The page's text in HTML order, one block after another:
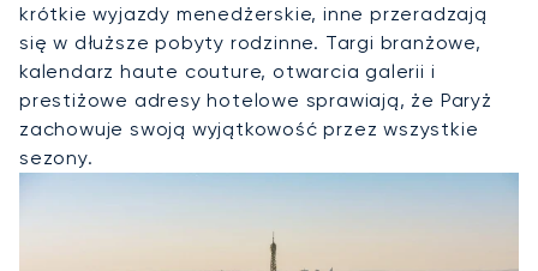
krótkie wyjazdy menedżerskie, inne przeradzają
się w dłuższe pobyty rodzinne. Targi branżowe,
kalendarz haute couture, otwarcia galerii i
prestiżowe adresy hotelowe sprawiają, że Paryż
zachowuje swoją wyjątkowość przez wszystkie
sezony.